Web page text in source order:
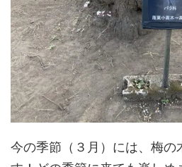
今の季節（３月）には、梅の